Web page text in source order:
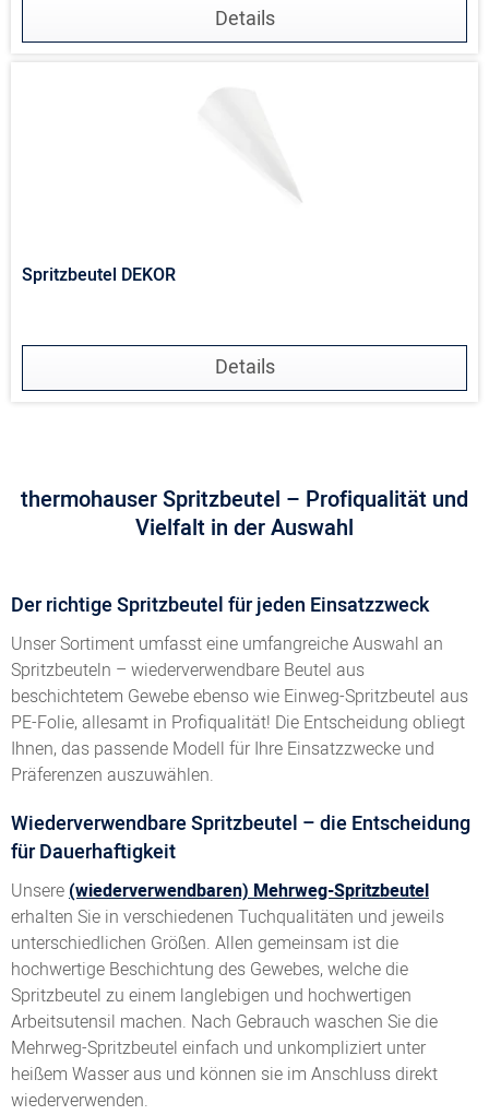
Details
Spritzbeutel DEKOR
Details
thermohauser Spritzbeutel – Profiqualität und
Vielfalt in der Auswahl
Der richtige Spritzbeutel für jeden Einsatzzweck
Unser Sortiment umfasst eine umfangreiche Auswahl an
Spritzbeuteln – wiederverwendbare Beutel aus
beschichtetem Gewebe ebenso wie Einweg-Spritzbeutel aus
PE-Folie, allesamt in Profiqualität! Die Entscheidung obliegt
Ihnen, das passende Modell für Ihre Einsatzzwecke und
Präferenzen auszuwählen.
Wiederverwendbare Spritzbeutel – die Entscheidung
für Dauerhaftigkeit
Unsere(wiederverwendbaren) Mehrweg-Spritzbeutel
erhalten Sie in verschiedenen Tuchqualitäten und jeweils
unterschiedlichen Größen. Allen gemeinsam ist die
hochwertige Beschichtung des Gewebes, welche die
Spritzbeutel zu einem langlebigen und hochwertigen
Arbeitsutensil machen. Nach Gebrauch waschen Sie die
Mehrweg-Spritzbeutel einfach und unkompliziert unter
heißem Wasser aus und können sie im Anschluss direkt
wiederverwenden.